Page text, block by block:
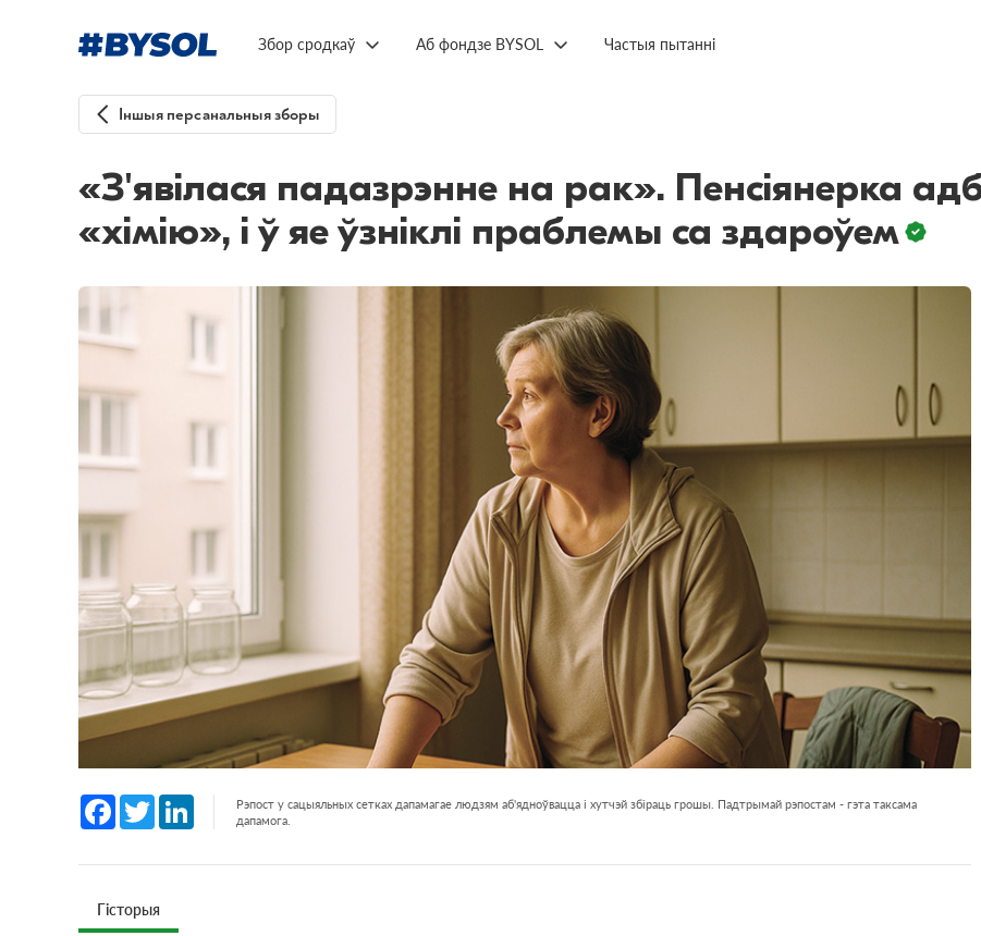
Збор сродкаў Аб фондзе BYSOL Частыя пытанні
Іншыя персанальныя зборы
«З'явілася падазрэнне на рак». Пенсіянерка
«хімію», і ў яе ўзніклі праблемы са здароўем
Facebook
Twitter LinkedInРэпост у сацыяльных сетках дапамагае людзям аб'ядноўвацца і хутчэй збіраць грошы. Падтрымай рэпостам - гэта таксама
дапамога.
Гісторыя